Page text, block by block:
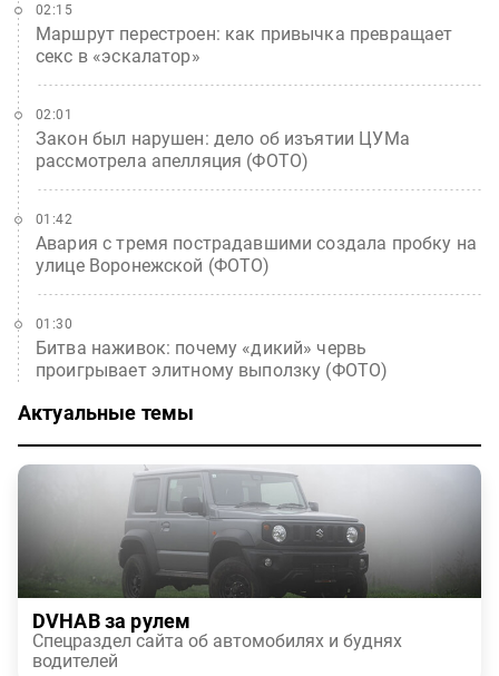
Маршрут перестроен: как привычка превращает
секс в «эскалатор»
02:15
Закон был нарушен: дело об изъятии ЦУМа
рассмотрела апелляция (ФОТО)
02:01
Авария с тремя пострадавшими создала пробку на
улице Воронежской (ФОТО)
01:42
Битва наживок: почему «дикий» червь
проигрывает элитному выползку (ФОТО)
01:30
Актуальные темы
DVHAB за рулем
Спецраздел сайта об автомобилях и буднях
водителей